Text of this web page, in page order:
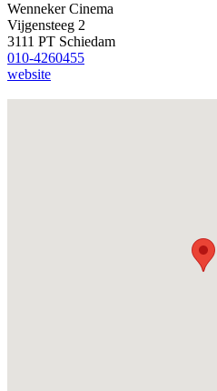
Wenneker Cinema
Vijgensteeg 2
3111 PT Schiedam
010-4260455
website